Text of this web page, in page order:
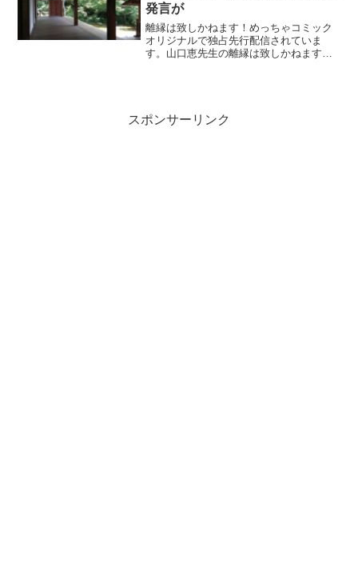
発言が
離縁は致しかねます！めっちゃコミック
オリジナルで独占先行配信されていま
す。山口恵先生の離縁は致しかねます！
スポンサーリンク